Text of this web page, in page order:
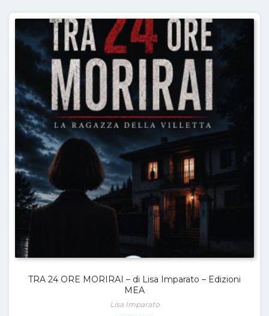
TRA 24 ORE MORIRAI – di Lisa Imparato – Edizioni
MEA
Lisa Imparato